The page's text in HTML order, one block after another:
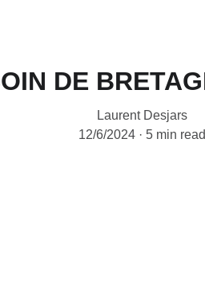
DE
Laurent Desjars
12/6/2024
5 min read